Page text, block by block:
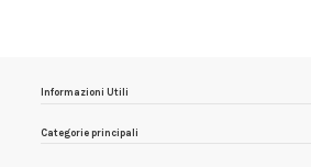
Informazioni Utili
Categorie principali